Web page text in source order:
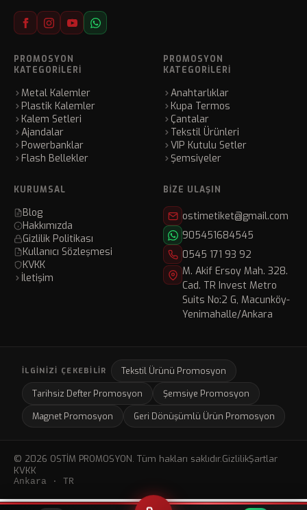
PROMOSYON
KATEGORILERI
Metal Kalemler
Plastik Kalemler
Kalem Setleri
Ajandalar
Powerbanklar
Flash Bellekler
PROMOSYON
KATEGORILERI
Anahtarlıklar
Kupa Termos
Çantalar
Tekstil Ürünleri
VIP Kutulu Setler
Şemsiyeler
KURUMSAL
Blog
Hakkımızda
Gizlilik Politikası
Kullanıcı Sözleşmesi
KVKK
İletişim
BIZE ULAŞIN
ostimetiket@gmail.com
905451684545
0545 171 93 92
M. Akif Ersoy Mah. 328.
Cad. TR Invest Metro
Suits No:2 G, Macunköy-
Yenimahalle/Ankara
İLGINIZI ÇEKEBILIR
Tekstil Ürünü Promosyon
Tarihsiz Defter Promosyon
Şemsiye Promosyon
Magnet Promosyon
Geri Dönüşümlü Ürün Promosyon
© 2026 OSTİM PROMOSYON. Tüm hakları saklıdır.GizlilikŞartlar
KVKK
Ankara · TR